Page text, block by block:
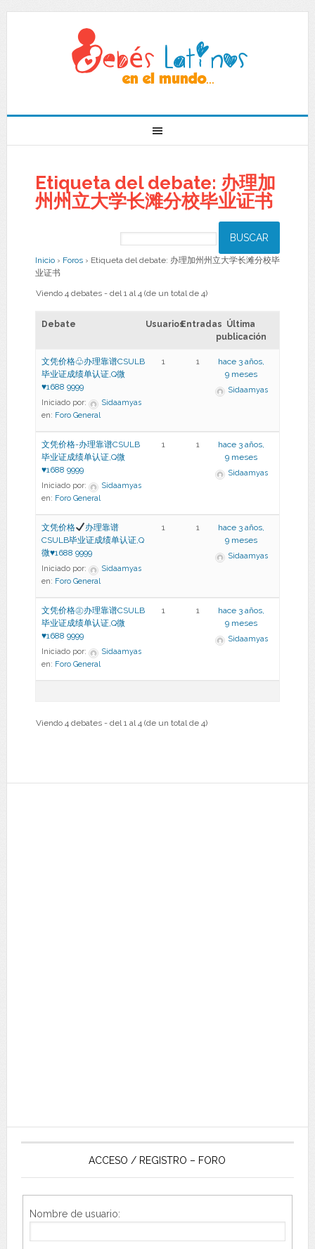
Etiqueta del debate: 办理加
州州立大学长滩分校毕业证书
Inicio › Foros › Etiqueta del debate: 办理加州州立大学长滩分校毕
业证书
Viendo 4 debates - del 1 al 4 (de un total de 4)
Debate UsuariosEntradas Última
publicación
文凭价格♧办理靠谱CSULB
毕业证成绩单认证,Q微
♥1688 9999
Iniciado por:
Sidaamyas
en: Foro General
1 1
hace 3 años,
9 meses
Sidaamyas
文凭价格-办理靠谱CSULB
毕业证成绩单认证,Q微
♥1688 9999
Iniciado por:
Sidaamyas
en: Foro General
1 1
hace 3 años,
9 meses
Sidaamyas
文凭价格
办理靠谱
CSULB毕业证成绩单认证,Q
微♥1688 9999
Iniciado por:
Sidaamyas
en: Foro General
1 1
hace 3 años,
9 meses
Sidaamyas
文凭价格㊣办理靠谱CSULB
毕业证成绩单认证,Q微
♥1688 9999
Iniciado por:
Sidaamyas
en: Foro General
1 1
hace 3 años,
9 meses
Sidaamyas
Viendo 4 debates - del 1 al 4 (de un total de 4)
ACCESO / REGISTRO – FORO
Nombre de usuario: